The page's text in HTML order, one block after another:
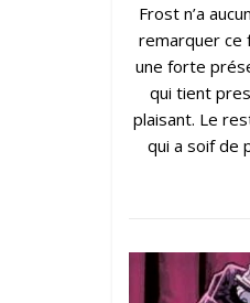
Frost n’a
remarquer ce
une forte
qui tient
plaisant. Le
qui a soif de